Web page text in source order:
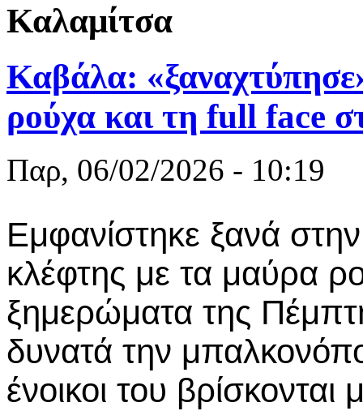
Καλαμίτσα
Καβάλα:
ρούχα και τη full face
Παρ, 06/02/2026 - 10:19
Εμφανίστηκε ξανά
κλέφτης με τα μαύρα
ξημερώματα της
δυνατά την
ένοικοι του βρίσκονται